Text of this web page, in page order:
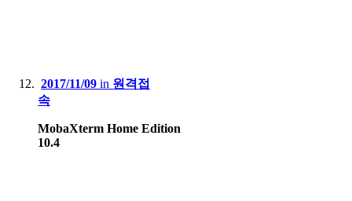
2017/11/09 in 원격접
속
MobaXterm Home Edition
10.4